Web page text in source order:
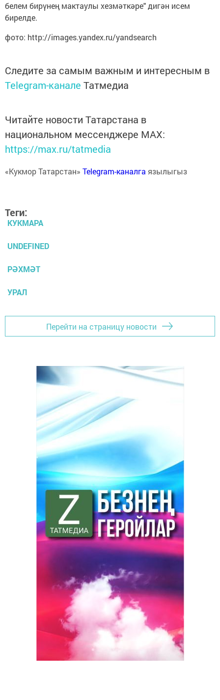
белем бирүнең мактаулы хезмәткәре" дигән исем
бирелде.
фото: http://images.yandex.ru/yandsearch
Следите за самым важным и интересным в
Telegram-канале Татмедиа
Читайте новости Татарстана в
национальном мессенджере MАХ:
https://max.ru/tatmedia
«Кукмор Татарстан» Telegram-каналга язылыгыз
Теги:
КУКМАРА
UNDEFINED
РӘХМӘТ
УРАЛ
Перейти на страницу новости